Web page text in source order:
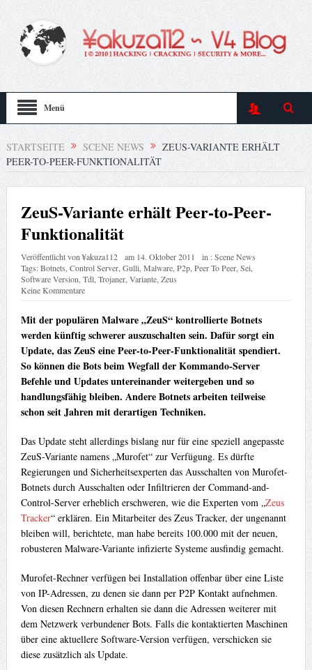
Menü
STARTSEITE SCENE NEWS
ZEUS-VARIANTE ERHÄLT
PEER-TO-PEER-FUNKTIONALITÄT
ZeuS-Variante erhält Peer-to-Peer-
Funktionalität
Veröffentlicht von¥akuza112 am 14. Oktober 2011 in :Scene News
Tags:Botnets Control Server, Gulli Malware, P2p, Peer To Peer, Sei
Software Version Tdl, Trojaner, Variante, Zeus
Keine Kommentare
Mit der populären Malware „ZeuS“ kontrollierte Botnets
werden künftig schwerer auszuschalten sein. Dafür sorgt ein
Update, das ZeuS eine Peer-to-Peer-Funktionalität spendiert.
So können die Bots beim Wegfall der Kommando-Server
Befehle und Updates untereinander weitergeben und so
handlungsfähig bleiben. Andere Botnets arbeiten teilweise
schon seit Jahren mit derartigen Techniken.
Das Update steht allerdings bislang nur für eine speziell angepasste
ZeuS-Variante namens „Murofet“ zur Verfügung. Es dürfte
Regierungen und Sicherheitsexperten das Ausschalten von Murofet-
Botnets durch Ausschalten oder Infiltrieren der Command-and-
Control-Server erheblich erschweren, wie die Experten vom „Zeus
Tracker“ erklären. Ein Mitarbeiter des Zeus Tracker, der ungenannt
bleiben will, berichtete, man habe bereits 100.000 mit der neuen,
robusteren Malware-Variante infizierte Systeme ausfindig gemacht.
Murofet-Rechner verfügen bei Installation offenbar über eine Liste
von IP-Adressen, zu denen sie dann per P2P Kontakt aufnehmen.
Von diesen Rechnern erhalten sie dann die Adressen weiterer mit
dem Netzwerk verbundener Bots. Falls die kontaktierten Maschinen
über eine aktuellere Software-Version verfügen, verschicken sie
diese zusätzlich als Update.